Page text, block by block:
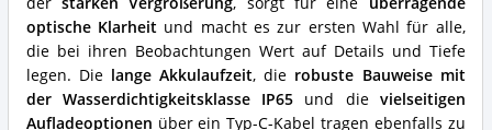
optische Klarheit und macht es zur ersten Wahl für alle,
die bei ihren Beobachtungen Wert auf Details und Tiefe
legen. Die lange Akkulaufzeit, die robuste Bauweise mit
der Wasserdichtigkeitsklasse IP65 und die vielseitigen
Aufladeoptionen über ein Typ-C-Kabel tragen ebenfalls zu